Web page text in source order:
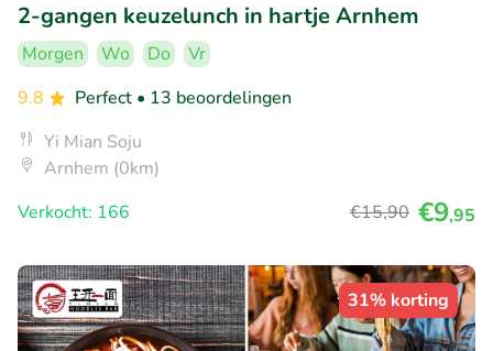
2-gangen keuzelunch in hartje Arnhem
Morgen Wo Do
Vr
9.8
Perfect • 13 beoordelingen
Yi Mian Soju
Arnhem (0km)
Verkocht: 166
€15,90 €9,95
31% korting